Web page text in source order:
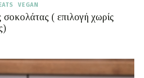
VEGAN
σοκολάτας ( επιλογή χωρίς